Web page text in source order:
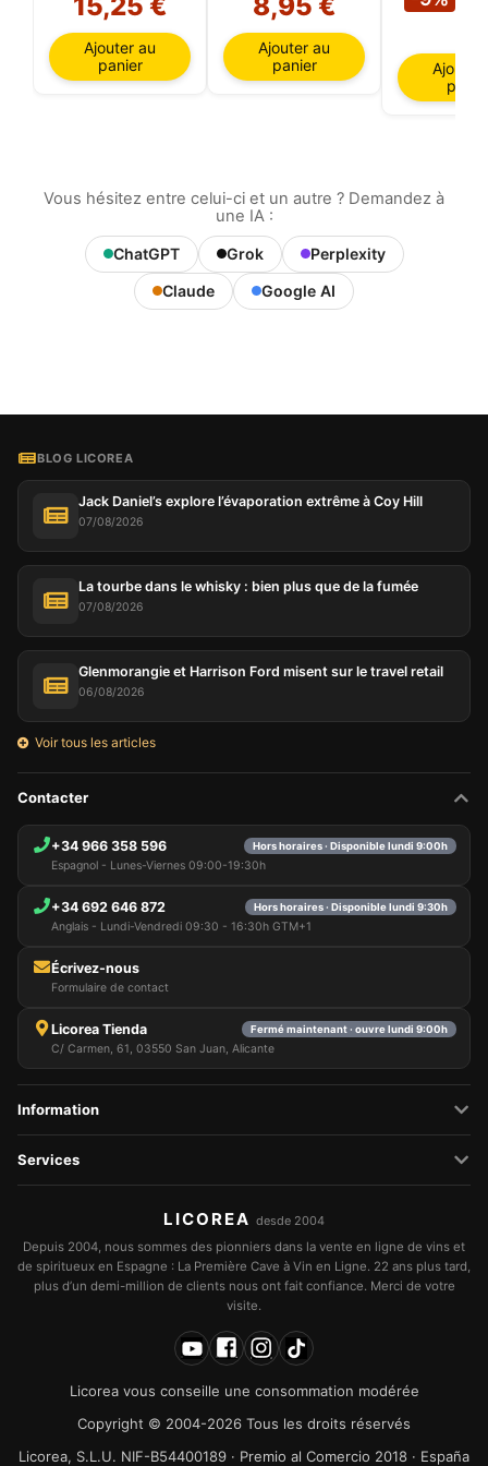
Ajouter au
panier
Ajouter au
panier
Ajouter
Vous hésitez entre celui-ci et un autre ? Demandez à
une IA :
ChatGPT Grok
Perplexity
Claude
Google AI
BLOG LICOREA
Jack Daniel’s explore l’évaporation extrême à Coy Hill
07/08/2026
La tourbe dans le whisky : bien plus que de la fumée
07/08/2026
Glenmorangie et Harrison Ford misent sur le travel retail
06/08/2026
Voir tous les articles
Contacter
+34 966 358 596 Hors horaires · Disponible lundi 9:00h
Espagnol - Lunes-Viernes 09:00-19:30h
+34 692 646 872 Hors horaires · Disponible lundi 9:30h
Anglais - Lundi-Vendredi 09:30 - 16:30h GTM+1
Écrivez-nous
Formulaire de contact
Licorea Tienda Fermé maintenant · ouvre lundi 9:00h
C/ Carmen, 61, 03550 San Juan, Alicante
Information
Services
LICOREA desde 2004
Depuis 2004, nous sommes des pionniers dans la vente en ligne de vins et
de spiritueux en Espagne : La Première Cave à Vin en Ligne. 22 ans plus tard,
plus d’un demi-million de clients nous ont fait confiance. Merci de votre
visite.
Licorea vous conseille une consommation modérée
Copyright © 2004-2026 Tous les droits réservés
Licorea, S.L.U. NIF-B54400189 · Premio al Comercio 2018 · España